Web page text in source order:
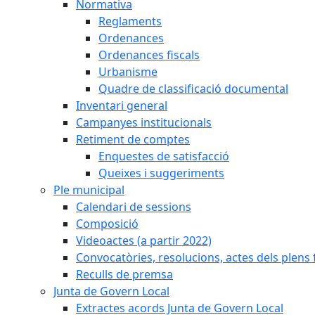
Normativa
Reglaments
Ordenances
Ordenances fiscals
Urbanisme
Quadre de classificació documental
Inventari general
Campanyes institucionals
Retiment de comptes
Enquestes de satisfacció
Queixes i suggeriments
Ple municipal
Calendari de sessions
Composició
Videoactes (a partir 2022)
Convocatòries, resolucions, actes dels plens
Reculls de premsa
Junta de Govern Local
Extractes acords Junta de Govern Local